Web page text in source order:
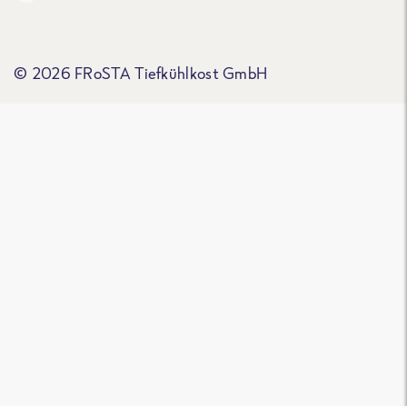
© 2026 FRoSTA Tiefkühlkost GmbH